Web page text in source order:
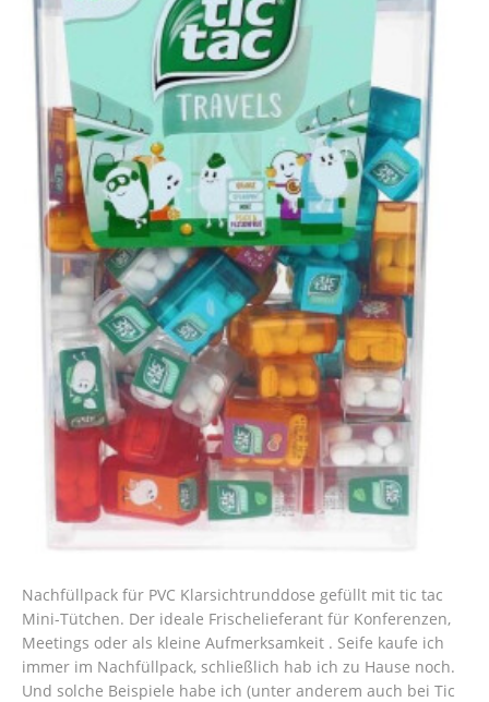
Nachfüllpack für PVC Klarsichtrunddose gefüllt mit tic tac
Mini-Tütchen. Der ideale Frischelieferant für Konferenzen,
Meetings oder als kleine Aufmerksamkeit . Seife kaufe ich
immer im Nachfüllpack, schließlich hab ich zu Hause noch.
Und solche Beispiele habe ich (unter anderem auch bei Tic